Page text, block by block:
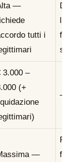
—
tutti i
3.000 –
(+
—